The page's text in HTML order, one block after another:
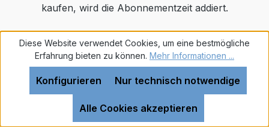
tierische Nebenerzeugnisse (17%
Rinderfett), Mais, Reis, Maiskeime,
Meeresfischmehl, Melasse, Bierhefe,
Möhrentrester, Molkenpulver, Rübenschnitzel,
Leinöl, Traubenkernmehl,
Sonnenblumenkuchen, Algenkalk, Torf,
Malzkeime, Birkenblätter, Brennnesselkraut,
Mariendistelkraut, Löwenzahnkraut,
kaufen, wird die Abonnementzeit addiert.
Realisiert mit Shopware
Diese Website verwendet Cookies, um eine bestmögliche
Erfahrung bieten zu können. Mehr Informationen ...
Nur technisch notwendige
Konfigurieren
Alle Cookies akzeptieren